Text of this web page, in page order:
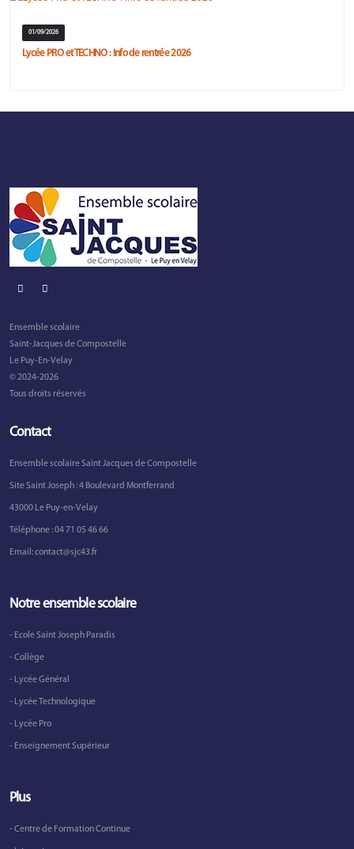
01/09/2026
Lycée PRO et TECHNO : Info de rentrée 2026
Ensemble scolaire
Saint-Jacques de Compostelle
Le Puy-En-Velay
© 2024-2026
Tous droits réservés
Contact
Ensemble scolaire Saint Jacques de Compostelle
Site Saint Joseph : 4 Boulevard Montferrand
43000 Le Puy-en-Velay
Téléphone :04 71 05 46 66
Email:contact@sjc43.fr
Notre ensemble scolaire
- Ecole Saint Joseph Paradis
- Collège
- Lycée Général
- Lycée Technologique
- Lycée Pro
- Enseignement Supérieur
Plus
- Centre de Formation Continue